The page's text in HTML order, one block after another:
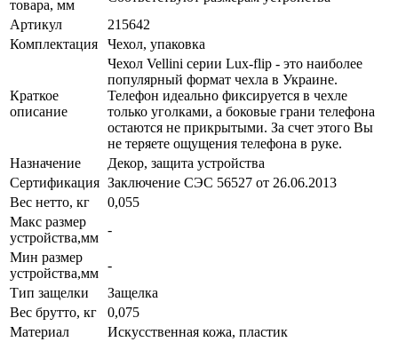
товара, мм
Артикул
215642
Комплектация
Чехол, упаковка
Краткое
описание
Чехол Vellini серии Lux-flip - это наиболее
популярный формат чехла в Украине.
Телефон идеально фиксируется в чехле
только уголками, а боковые грани телефона
остаются не прикрытыми. За счет этого Вы
не теряете ощущения телефона в руке.
Назначение
Декор, защита устройства
Сертификация Заключение СЭС 56527 от 26.06.2013
Вес нетто, кг
0,055
Макс размер
устройства,мм
-
Мин размер
устройства,мм
-
Тип защелки
Защелка
Вес брутто, кг
0,075
Материал
Искусственная кожа, пластик